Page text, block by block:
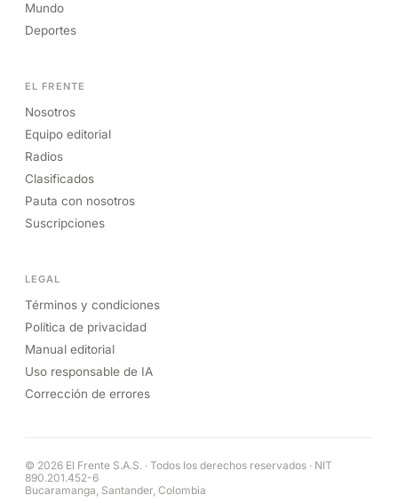
Mundo
Deportes
EL FRENTE
Nosotros
Equipo editorial
Radios
Clasificados
Pauta con nosotros
Suscripciones
LEGAL
Términos y condiciones
Política de privacidad
Manual editorial
Uso responsable de IA
Corrección de errores
© 2026 El Frente S.A.S. · Todos los derechos reservados · NIT
890.201.452-6
Bucaramanga, Santander, Colombia